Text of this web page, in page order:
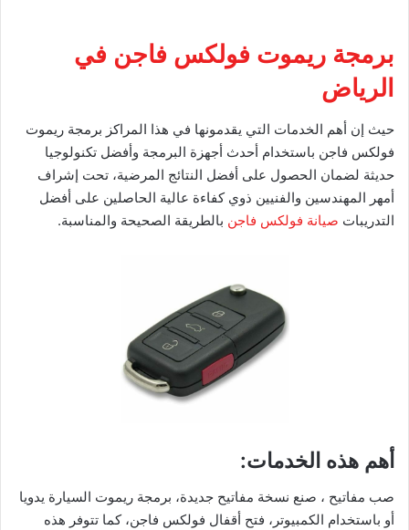
برمجة ريموت فولكس فاجن في
الرياض
حيث إن أهم الخدمات التي يقدمونها في هذا المراكز برمجة ريموت
فولكس فاجن باستخدام أحدث أجهزة البرمجة وأفضل تكنولوجيا
حديثة لضمان الحصول على أفضل النتائج المرضية، تحت إشراف
أمهر المهندسين والفنيين ذوي كفاءة عالية الحاصلين على أفضل
التدريبات صيانة فولكس فاجن بالطريقة الصحيحة والمناسبة.
أهم هذه الخدمات:
صب مفاتيح ، صنع نسخة مفاتيح جديدة، برمجة ريموت السيارة يدويا
أو باستخدام الكمبيوتر، فتح أقفال فولكس فاجن، كما تتوفر هذه